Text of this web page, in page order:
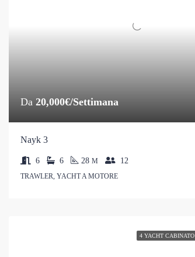
Da 20,000€/Settimana
Nayk 3
6 6 28 M 12
TRAWLER, YACHT A MOTORE
4 YACHT CABINATO